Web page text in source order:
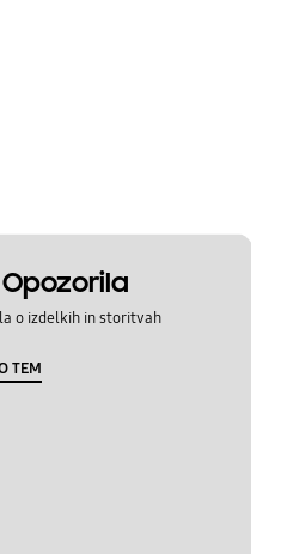
o izdelkih in storitvah
TEM